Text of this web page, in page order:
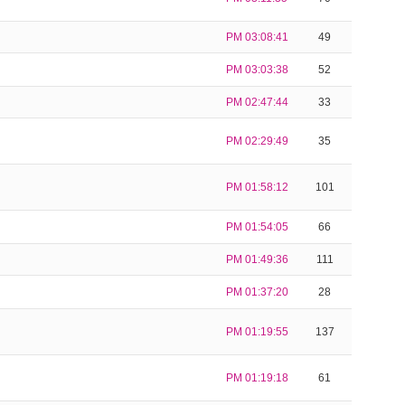
PM 03:08:41 49
PM 03:03:38 52
PM 02:47:44 33
PM 02:29:49 35
PM 01:58:12 101
PM 01:54:05 66
PM 01:49:36 111
PM 01:37:20 28
PM 01:19:55 137
PM 01:19:18 61